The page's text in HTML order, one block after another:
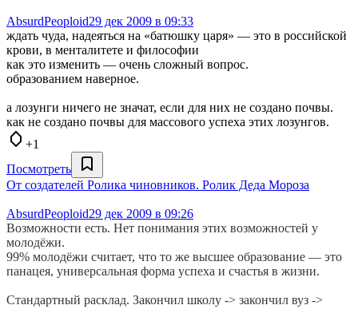
AbsurdPeoploid29 дек 2009 в 09:33
ждать чуда, надеяться на «батюшку царя» — это в российской
крови, в менталитете и философии
как это изменить — очень сложный вопрос.
образованием наверное.
а лозунги ничего не значат, если для них не создано почвы.
как не создано почвы для массового успеха этих лозунгов.
+1
Посмотреть
От создателей Ролика чиновников. Ролик Деда Мороза
AbsurdPeoploid29 дек 2009 в 09:26
Возможности есть. Нет понимания этих возможностей у
молодёжи.
99% молодёжи считает, что то же высшее образование — это
панацея, универсальная форма успеха и счастья в жизни.
Стандартный расклад. Закончил школу -> закончил вуз ->